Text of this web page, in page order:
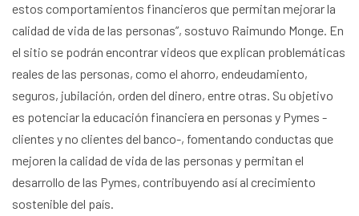
estos comportamientos financieros que permitan mejorar la
calidad de vida de las personas”, sostuvo Raimundo Monge. En
el sitio se podrán encontrar videos que explican problemáticas
reales de las personas, como el ahorro, endeudamiento,
seguros, jubilación, orden del dinero, entre otras. Su objetivo
es potenciar la educación financiera en personas y Pymes -
clientes y no clientes del banco-, fomentando conductas que
mejoren la calidad de vida de las personas y permitan el
desarrollo de las Pymes, contribuyendo así al crecimiento
sostenible del país.